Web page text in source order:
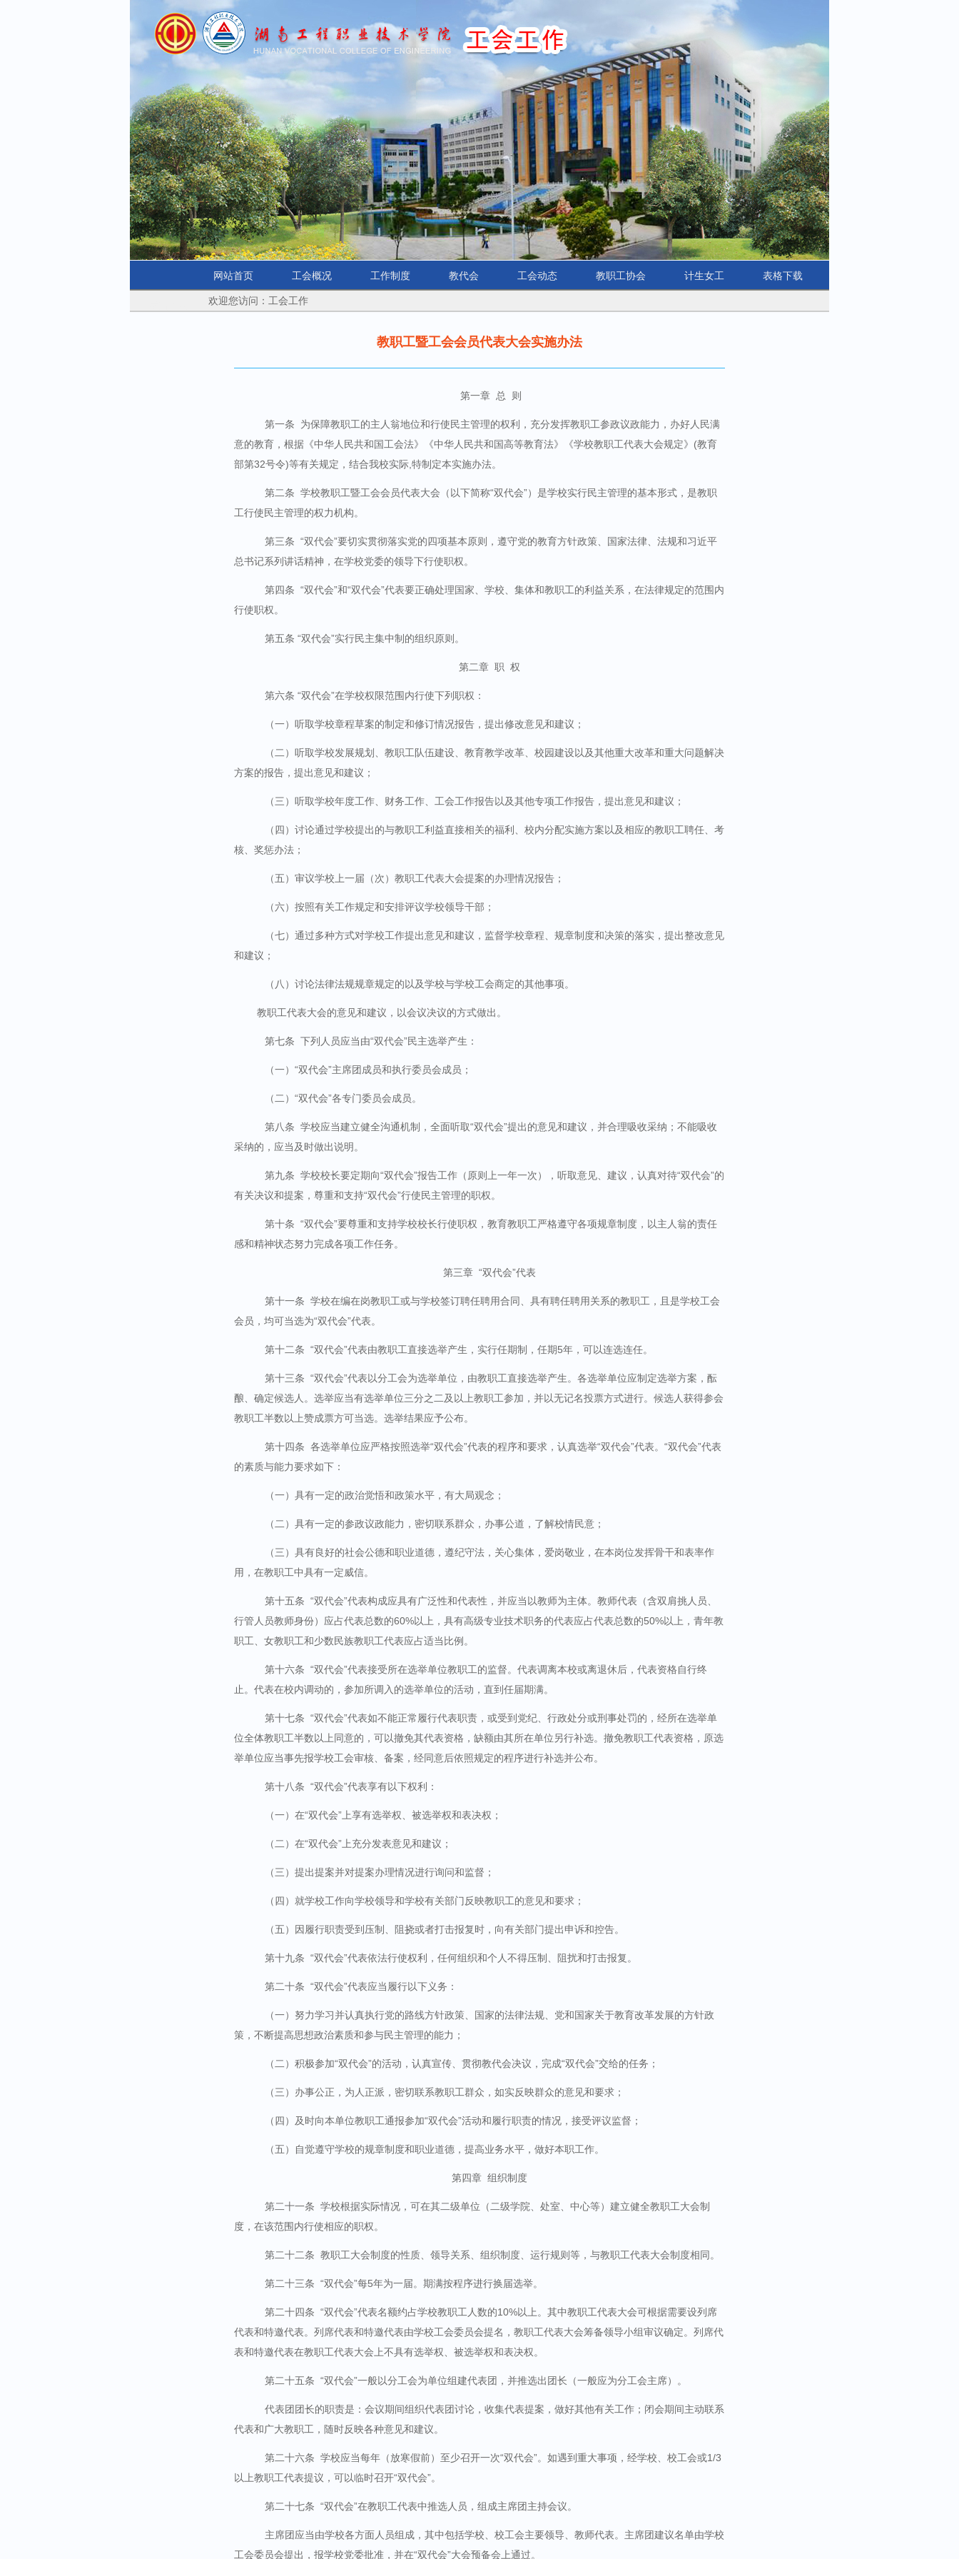
网站首页 工会概况 工作制度 教代会 工会动态 教职工协会 计生女工 表格下载
欢迎您访问：工会工作
教职工暨工会会员代表大会实施办法
第一章 总 则
第一条
为保障教职工的主人翁地位和行使民主管理的权利，充分发挥教职工参政议政能力，办好人民满
意的教育，根据《中华人民共和国工会法》《中华人民共和国高等教育法》《学校教职工代表大会规定》 (教育
部第32号令)等有关规定，结合我校实际 特制定本实施办法。
第二条 学校教职工暨工会会员代表大会（以下简称“双代会”）是学校实行民主管理的基本形式，是教职
工行使民主管理的权力机构。
第三条 “双代会”要切实贯彻落实党的四项基本原则，遵守党的教育方针政策、国家法律、法规和习近平
总书记系列讲话精神，在学校党委的领导下行使职权。
第四条 “双代会”和“双代会”代表要正确处理国家、学校、集体和教职工的利益关系，在法律规定的范围内
行使职权。
第五条 “双代会”实行民主集中制的组织原则。
第二章 职 权
第六条 “双代会”在学校权限范围内行使下列职权：
（一）听取学校章程草案的制定和修订情况报告，提出修改意见和建议；
（二）听取学校发展规划、教职工队伍建设、教育教学改革、校园建设以及其他重大改革和重大问题解决
方案的报告，提出意见和建议；
（三）听取学校年度工作、财务工作、工会工作报告以及其他专项工作报告，提出意见和建议；
（四）讨论通过学校提出的与教职工利益直接相关的福利、校内分配实施方案以及相应的教职工聘任、考
核、奖惩办法；
（五）审议学校上一届（次）教职工代表大会提案的办理情况报告；
（六）按照有关工作规定和安排评议学校领导干部；
（七）通过多种方式对学校工作提出意见和建议，监督学校章程、规章制度和决策的落实，提出整改意见
和建议；
（八）讨论法律法规规章规定的以及学校与学校工会商定的其他事项。
教职工代表大会的意见和建议，以会议决议的方式做出。
第七条 下列人员应当由“双代会”民主选举产生：
（一）“双代会”主席团成员和执行委员会成员；
（二）“双代会”各专门委员会成员。
第八条 学校应当建立健全沟通机制，全面听取“双代会”提出的意见和建议，并合理吸收采纳；不能吸收
采纳的，应当及时做出说明。
第九条 学校校长要定期向“双代会”报告工作（原则上一年一次），听取意见、建议，认真对待“双代会”的
有关决议和提案，尊重和支持“双代会”行使民主管理的职权。
第十条 “双代会”要尊重和支持学校校长行使职权，教育教职工严格遵守各项规章制度，以主人翁的责任
感和精神状态努力完成各项工作任务。
第三章 “双代会”代表
第十一条 学校在编在岗教职工或与学校签订聘任聘用合同、具有聘任聘用关系的教职工，且是学校工会
会员，均可当选为“双代会”代表。
第十二条 “双代会”代表由教职工直接选举产生，实行任期制，任期5年，可以连选连任。
第十三条 “双代会”代表以分工会为选举单位，由教职工直接选举产生。各选举单位应制定选举方案，酝
酿、确定候选人。选举应当有选举单位三分之二及以上教职工参加，并以无记名投票方式进行。候选人获得参会
教职工半数以上赞成票方可当选。选举结果应予公布。
第十四条 各选举单位应严格按照选举“双代会”代表的程序和要求，认真选举“双代会”代表。“双代会”代表
的素质与能力要求如下：
（一）具有一定的政治觉悟和政策水平，有大局观念；
（二）具有一定的参政议政能力，密切联系群众，办事公道，了解校情民意；
（三）具有良好的社会公德和职业道德，遵纪守法，关心集体，爱岗敬业，在本岗位发挥骨干和表率作
用，在教职工中具有一定威信。
第十五条 “双代会”代表构成应具有广泛性和代表性，并应当以教师为主体。教师代表（含双肩挑人员、
行管人员教师身份）应占代表总数的60%以上，具有高级专业技术职务的代表应占代表总数的50%以上，青年教
职工、女教职工和少数民族教职工代表应占适当比例。
第十六条 “双代会”代表接受所在选举单位教职工的监督。代表调离本校或离退休后，代表资格自行终
止。代表在校内调动的，参加所调入的选举单位的活动，直到任届期满。
第十七条 “双代会”代表如不能正常履行代表职责，或受到党纪、行政处分或刑事处罚的，经所在选举单
位全体教职工半数以上同意的，可以撤免其代表资格，缺额由其所在单位另行补选。撤免教职工代表资格，原选
举单位应当事先报学校工会审核、备案，经同意后依照规定的程序进行补选并公布。
第十八条 “双代会”代表享有以下权利：
（一）在“双代会”上享有选举权、被选举权和表决权；
（二）在“双代会”上充分发表意见和建议；
（三）提出提案并对提案办理情况进行询问和监督；
（四）就学校工作向学校领导和学校有关部门反映教职工的意见和要求；
（五）因履行职责受到压制、阻挠或者打击报复时，向有关部门提出申诉和控告。
第十九条 “双代会”代表依法行使权利，任何组织和个人不得压制、阻扰和打击报复。
第二十条 “双代会”代表应当履行以下义务：
（一）努力学习并认真执行党的路线方针政策、国家的法律法规、党和国家关于教育改革发展的方针政
策，不断提高思想政治素质和参与民主管理的能力；
（二）积极参加“双代会”的活动，认真宣传、贯彻教代会决议，完成“双代会”交给的任务；
（三）办事公正，为人正派，密切联系教职工群众，如实反映群众的意见和要求；
（四）及时向本单位教职工通报参加“双代会”活动和履行职责的情况，接受评议监督；
（五）自觉遵守学校的规章制度和职业道德，提高业务水平，做好本职工作。
第四章 组织制度
第二十一条 学校根据实际情况，可在其二级单位（二级学院、处室、中心等）建立健全教职工大会制
度，在该范围内行使相应的职权。
第二十二条 教职工大会制度的性质、领导关系、组织制度、运行规则等，与教职工代表大会制度相同。
第二十三条 “双代会”每5年为一届。期满按程序进行换届选举。
第二十四条 “双代会”代表名额约占学校教职工人数的10%以上。其中教职工代表大会可根据需要设列席
代表和特邀代表。列席代表和特邀代表由学校工会委员会提名，教职工代表大会筹备领导小组审议确定。列席代
表和特邀代表在教职工代表大会上不具有选举权、被选举权和表决权。
第二十五条 “双代会”一般以分工会为单位组建代表团，并推选出团长（一般应为分工会主席）。
代表团团长的职责是：会议期间组织代表团讨论，收集代表提案，做好其他有关工作；闭会期间主动联系
代表和广大教职工，随时反映各种意见和建议。
第二十六条 学校应当每年（放寒假前）至少召开一次“双代会”。如遇到重大事项，经学校、校工会或1/3
以上教职工代表提议，可以临时召开“双代会”。
第二十七条 “双代会”在教职工代表中推选人员，组成主席团主持会议。
主席团应当由学校各方面人员组成，其中包括学校、校工会主要领导、教师代表。主席团建议名单由学校
工会委员会提出，报学校党委批准，并在“双代会”大会预备会上通过。